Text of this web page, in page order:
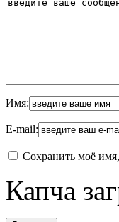
Имя:
E-mail:
Сохранить моё
Капча